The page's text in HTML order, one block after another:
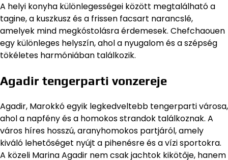
A helyi konyha különlegességei között megtalálható a
tagine, a kuszkusz és a frissen facsart narancslé,
amelyek mind megkóstolásra érdemesek. Chefchaouen
egy különleges helyszín, ahol a nyugalom és a szépség
tökéletes harmóniában találkozik.
Agadir tengerparti vonzereje
Agadir, Marokkó egyik legkedveltebb tengerparti városa,
ahol a napfény és a homokos strandok találkoznak. A
város híres hosszú, aranyhomokos partjáról, amely
kiváló lehetőséget nyújt a pihenésre és a vízi sportokra.
A közeli Marina Agadir nem csak jachtok kikötője, hanem